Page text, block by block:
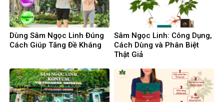
Dùng Sâm Ngọc Linh Đúng
Cách Giúp Tăng Đề Kháng
Sâm Ngọc Linh: Công Dụng,
Cách Dùng và Phân Biệt
Thật Giả